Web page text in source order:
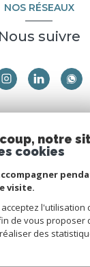
NOS RÉSEAUX
Nous suivre
adhérons
notre
cookies
visite.
l'utilisation
de vous proposer
des